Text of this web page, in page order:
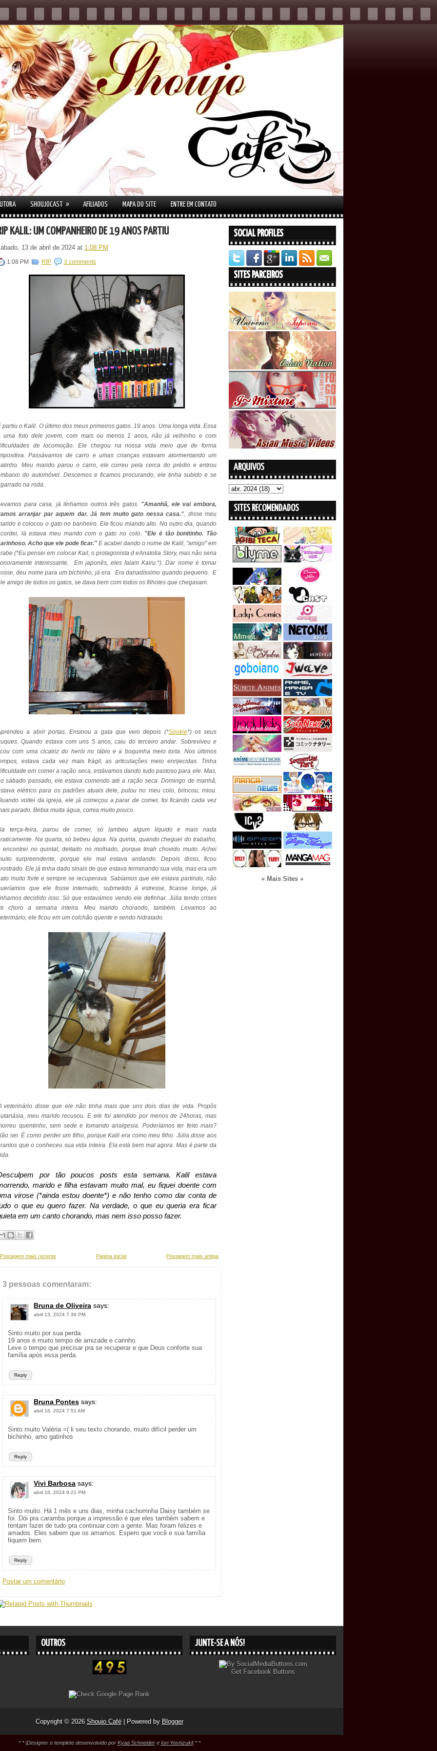
SHOUJOCAST » AFILIADOS MAPA DO SITE ENTRE EM CONTATO
KALIL: UM COMPANHEIRO DE 19 ANOS PARTIU
13 de abril de 2024 at 1:08 PM
1:08 PM RIP 3 comments
partiu o Kalil. O último dos meus primeiros gatos. 19 anos. Uma longa vida. Essa
uma foto dele jovem, com mais ou menos 1 anos, não já velhinho e com
de locomoção. Ele chegou na nossa vida meio que de forma
Passávamos de carro e umas crianças estavam atormentando um
Meu marido parou o carro, ele correu pela cerca do prédio e entrou
do automóvel. Descemos e ficamos procurando, ele tinha subido e se
na roda.
para casa, já tínhamos outros três gatos. "Amanhã, ele vai embora,
arranjar par aquem dar. Já tem muito gato nessa casa.", disse meu
e colocou o gato no banheiro. Ele ficou miando alto. No outro dia, quando
lá estava meu marido com o gato no colo. "Ele é tão bonitinho. Tão
Acho que ele pode ficar." E acabei dando o nome de Kalil, "amigo" em
(*Eu pensei em colocar Kail, o protagonista d eAnatolia Story, mas não seria
interessante. Em japonês, eles falam Kairu.*). Dar nome é tomar
deu nome para um bichinho, já era. Era danadíssimo quando pequeno. E
amigo de todos os gatos, se dava bem com todos os filhotes que chegavam.
a abrir portas. Ensinou a gata que veio depois (*Sookie*) os seus
Quando estava com uns 5 anos, caiu do terceiro andar. Sobreviveu e
com uma cicatriz do herói no lábio e a boquinha meio torta. Nos últimos
estava cada vez mais frágil, as articulações meio enrijecidas. Tinha
em comer a ração seca, estávamos dando tudo pastoso para ele. Mas,
sábado passado, ele estava comendo até a ração seca. Domingo de manhã,
elétrico para os padrões atuais dele, pulou no meu colo, brincou, miou.
voltei da igreja, ele já começou a parar de comer, foi ficando cada vez
parado. Bebia muita água, comia muito pouco.
terça-feira, parou de comer, só lambeu algum líquido e mais nada
Na quarta, só bebeu água. Na quinta, quando cheguei do trabalho,
encontrei no quintal, deitado no molhado, porque tinah chovido muito. Achei
surpreendente, porque ele mal estava andando. Depois disso, ficou
Ele já tinha dado sinais de que estava terminando sua vida, mas era um
muito forte e sempre se recuperava. Sabíamos que ele estava partindo, não
que ele fosse internado, submetido à estresse, ficasse longe, já
decidido isso. Só que estavámos vendo ele definhar. Júlia tendo crises
choro a semana inteira. Meu marido chorando, também. Levamos ao
ele ficou em um colchão quente e sendo hidratado.
veterinário disse que ele não tinha mais que uns dois dias de vida. Propôs
meu marido recusou. E ele foi atendido por menos de 24horas, mas
quentinho, sem sede e tomando analgesia. Poderíamos ter feito mais?
sei. É como perder um filho, porque Kalil era como meu filho. Júlia disse aos
que o conheceu sua vida inteira. Ela está bem mal agora. Mas é parte da
por tão poucos posts esta semana. Kalil estava
marido e filha estavam muito mal, eu fiquei doente com
virose (*ainda estou doente*) e não tenho como dar conta de
o que eu quero fazer. Na verdade, o que eu queria era ficar
em um canto chorando, mas nem isso posso fazer.
Postagem mais recente Postagem mais antiga
Página inicial
3 pessoas comentaram:
Bruna de Oliveira says:
abril 13, 2024 7:36 PM
Reply
Sinto muito por sua perda.
19 anos é muito tempo de amizade e carinho.
Leve o tempo que precisar pra se recuperar e que Deus conforte sua
família após essa perda.
Bruna Pontes says:
abril 16, 2024 7:51 AM
Reply
Sinto muito Valéria =( li seu texto chorando, muito difícil perder um
bichinho, amo gatinhos
Vivi Barbosa says:
abril 16, 2024 9:21 PM
Reply
Sinto muito. Há 1 mês e uns dias, minha cachorrinha Daisy também se
foi. Dói pra caramba porque a impressão é que eles também sabem e
tentam fazer de tudo pra continuar com a gente. Mas foram felizes e
amados. Eles sabem que os amamos. Espero que você e sua família
fiquem bem.
Postar um comentário
SOCIAL PROFILES
SITES PARCEIROS
ARQUIVOS
SITES RECOMENDADOS
« Mais Sites »
OUTROS JUNTE-SE A NÓS!
Get Facebook Buttons
Copyright © 2026 Shoujo Café| Powered by Blogger
* *|Designer e templete desenvolvido por Kyaa Schneidere Iori Yoshizuki| * *